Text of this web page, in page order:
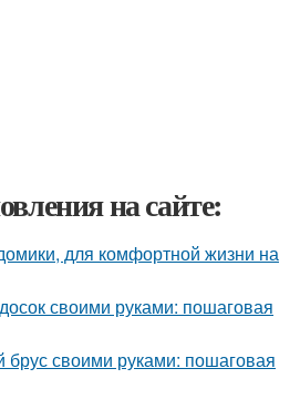
на сайте:
для комфортной жизни на
своими руками: пошаговая
брус своими руками: пошаговая